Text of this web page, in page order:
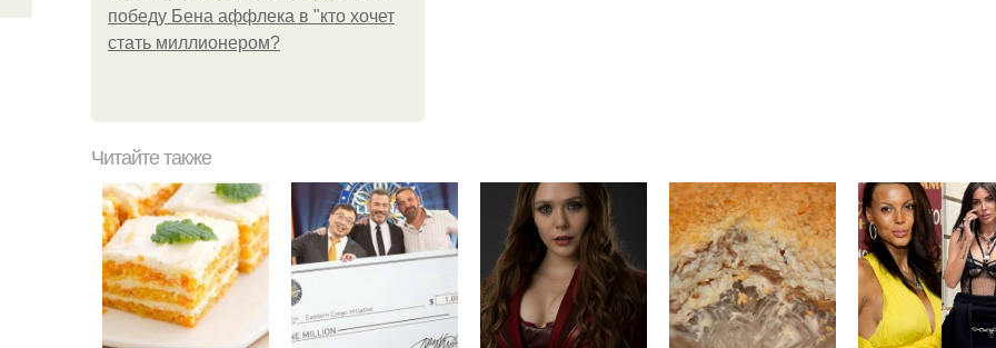
победу Бена аффлека в "кто хочет
стать миллионером?
Читайте также